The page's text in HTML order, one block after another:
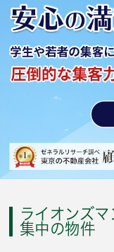
ライオンズ
集中の物件